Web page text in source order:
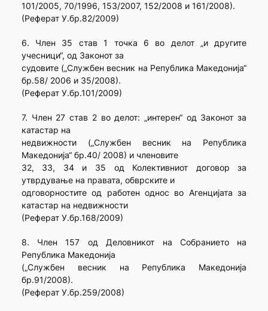
101/2005, 70/1996, 153/2007, 152/2008 и 161/2008).
(Реферат У.бр.82/2009)
6. Член 35 став 1 точка 6 во делот „и другите
учесници“, од Законот за
судовите („Службен весник на Република Македонија“
бр.58/ 2006 и 35/2008).
(Реферат У.бр.101/2009)
7. Член 27 став 2 во делот: „интерен“ од Законот за
катастар на
недвижности („Службен весник на Република
Македонија“ бр.40/ 2008) и членовите
32, 33, 34 и 35 од Колективниот договор за
утврдување на правата, обврските и
одговорностите од работен однос во Агенцијата за
катастар на недвижности
(Реферат У.бр.168/2009)
8. Член 157 од Деловникот на Собранието на
Република Македонија
(„Службен весник на Република Македонија
бр.91/2008).
(Реферат У.бр.259/2008)